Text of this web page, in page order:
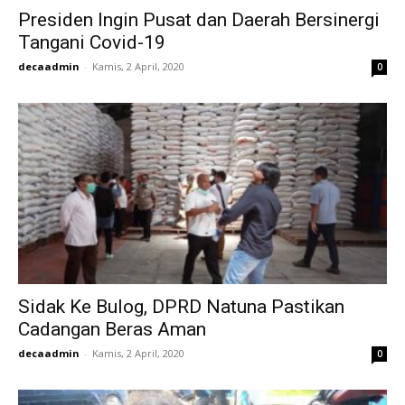
Presiden Ingin Pusat dan Daerah Bersinergi
Tangani Covid-19
decaadmin - Kamis, 2 April, 2020 0
Sidak Ke Bulog, DPRD Natuna Pastikan
Cadangan Beras Aman
decaadmin - Kamis, 2 April, 2020 0